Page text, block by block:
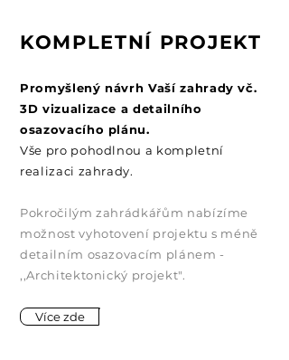
KOMPLETNÍ PROJEKT
Promyšlený návrh Vaší zahrady vč.
3D vizualizace a detailního
osazovacího plánu.
Vše pro pohodlnou a kompletní
realizaci zahrady.
Pokročilým zahrádkářům nabízíme
možnost vyhotovení projektu s méně
detailním osazovacím plánem -
,,Architektonický projekt".
Více zde